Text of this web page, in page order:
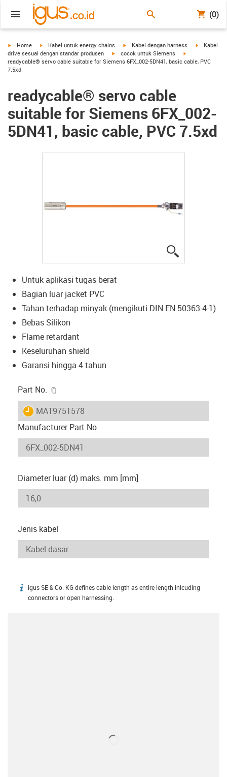
(0)
igus-icon-arrow-right
Home igus-icon-arrow-right
Kabel untuk energy chains igus-icon-arrow-right
Kabel dengan harness igus-icon-
Kabel
drive sesuai dengan standar produsen
igus-icon-arrow-right
cocok untuk Siemens
readycable® servo cable suitable for Siemens 6FX_002-5DN41, basic cable, PVC
7.5xd
readycable® servo cable
suitable for Siemens 6FX_002-
5DN41, basic cable, PVC 7.5xd
Untuk aplikasi tugas berat
Bagian luar jacket PVC
Tahan terhadap minyak (mengikuti DIN EN 50363-4-1)
Bebas Silikon
Flame retardant
Keseluruhan shield
Garansi hingga 4 tahun
Part No.
igus-icon-lieferzeit
MAT9751578
Manufacturer Part No
Diameter luar (d) maks. mm [mm]
Jenis kabel
igus-icon-info
igus SE & Co. KG defines cable length as entire length inlcuding
connectors or open harnessing.